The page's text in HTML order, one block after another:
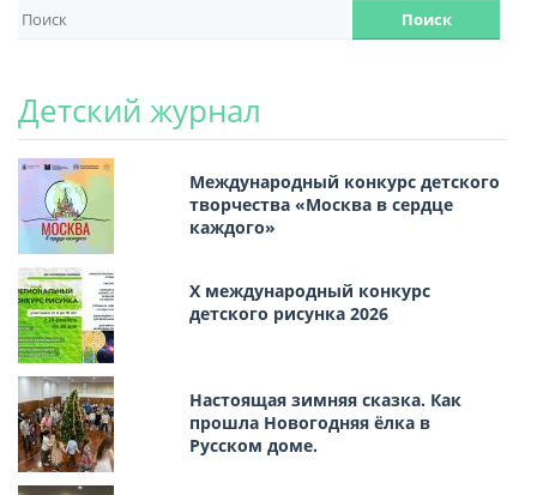
Детский журнал
Международный конкурс детского
творчества «Москва в сердце
каждого»
Х международный конкурс
детского рисунка 2026
Настоящая зимняя сказка. Как
прошла Новогодняя ёлка в
Русском доме.